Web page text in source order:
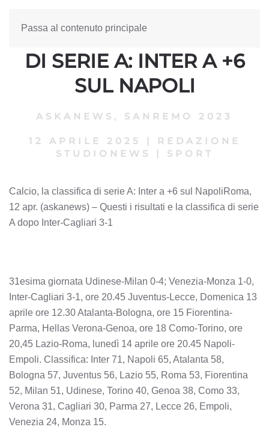
Passa al contenuto principale
CALCIO, LA CLASSIFICA
DI SERIE A: INTER A +6
SUL NAPOLI
ASKANEWS , SANREMO 2023
12 APRILE 2025 |
REDAZIONE
STUDIONEWS
| SPORT
Calcio, la classifica di serie A: Inter a +6 sul NapoliRoma,
12 apr. (askanews) – Questi i risultati e la classifica di serie
A dopo Inter-Cagliari 3-1
31esima giornata Udinese-Milan 0-4; Venezia-Monza 1-0,
Inter-Cagliari 3-1, ore 20.45 Juventus-Lecce, Domenica 13
aprile ore 12.30 Atalanta-Bologna, ore 15 Fiorentina-
Parma, Hellas Verona-Genoa, ore 18 Como-Torino, ore
20,45 Lazio-Roma, lunedì 14 aprile ore 20.45 Napoli-
Empoli. Classifica: Inter 71, Napoli 65, Atalanta 58,
Bologna 57, Juventus 56, Lazio 55, Roma 53, Fiorentina
52, Milan 51, Udinese, Torino 40, Genoa 38, Como 33,
Verona 31, Cagliari 30, Parma 27, Lecce 26, Empoli,
Venezia 24, Monza 15.